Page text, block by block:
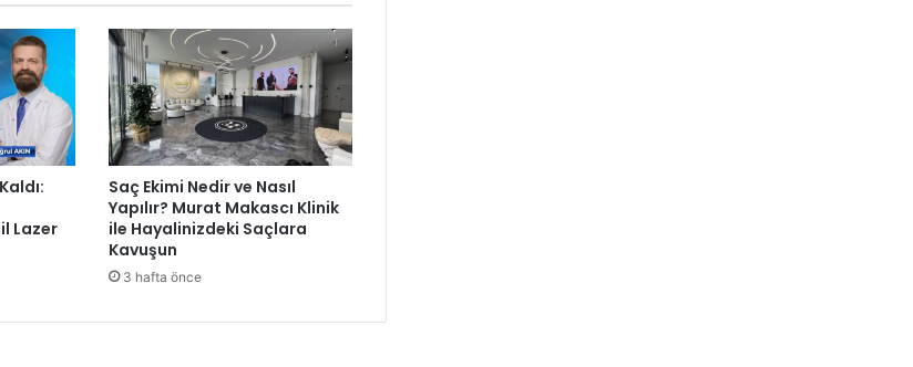
Lazer
Saç Ekimi Nedir ve Nasıl
Yapılır? Murat Makascı Klinik
ile Hayalinizdeki Saçlara
Kavuşun
3 hafta önce